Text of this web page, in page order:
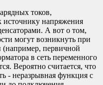
токов,
напряжения
А вот о том,
могут возникнуть при
(например, первичной
в сеть переменного
Вероятно считается, что
- неразрывная функция с